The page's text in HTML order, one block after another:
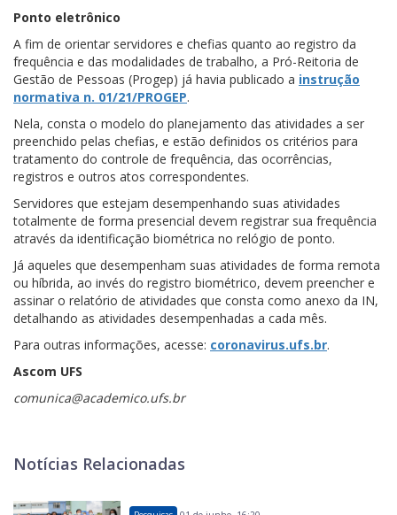
Ponto eletrônico
A fim de orientar servidores e chefias quanto ao registro da
frequência e das modalidades de trabalho, a Pró-Reitoria de
Gestão de Pessoas (Progep) já havia publicado a instrução
normativa n. 01/21/PROGEP.
Nela, consta o modelo do planejamento das atividades a ser
preenchido pelas chefias, e estão definidos os critérios para
tratamento do controle de frequência, das ocorrências,
registros e outros atos correspondentes.
Servidores que estejam desempenhando suas atividades
totalmente de forma presencial devem registrar sua frequência
através da identificação biométrica no relógio de ponto.
Já aqueles que desempenham suas atividades de forma remota
ou híbrida, ao invés do registro biométrico, devem preencher e
assinar o relatório de atividades que consta como anexo da IN,
detalhando as atividades desempenhadas a cada mês.
Para outras informações, acesse: coronavirus.ufs.br.
Ascom UFS
comunica@academico.ufs.br
Notícias Relacionadas